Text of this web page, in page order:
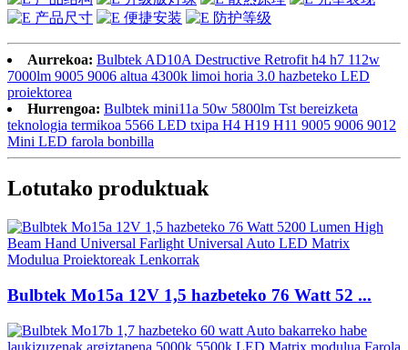
Aurrekoa: Bulbtek AD10A Destructive Retrofit h4 h7 112w
7000lm 9005 9006 altua 4300k limoi horia 3.0 hazbeteko LED
proiektorea
Hurrengoa: Bulbtek mini11a 50w 5800lm Tst bereizketa
teknologia termikoa 5566 LED txipa H4 H19 H11 9005 9006 9012
Mini LED farola bonbilla
Lotutako produktuak
Bulbtek Mo15a 12V 1,5 hazbeteko 76 Watt 52 ...